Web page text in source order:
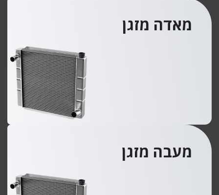
מאדה מזגן
מעבה מזגן